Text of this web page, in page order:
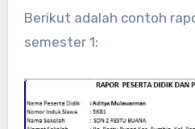
Berikut adalah contoh
semester 1: